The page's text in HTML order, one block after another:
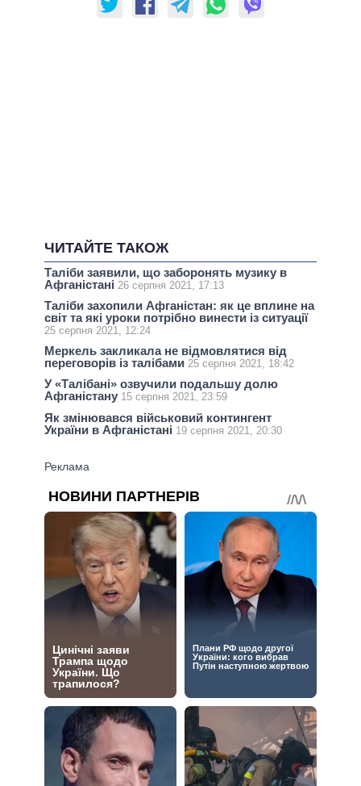
ЧИТАЙТЕ ТАКОЖ
Таліби заявили, що заборонять музику в
Афганістані 26 серпня 2021, 17:13
Таліби захопили Афганістан: як це вплине на
світ та які уроки потрібно винести із ситуації
25 серпня 2021, 12:24
Меркель закликала не відмовлятися від
переговорів із талібами 25 серпня 2021, 18:42
У «Талібані» озвучили подальшу долю
Афганістану 15 серпня 2021, 23:59
Як змінювався військовий контингент
України в Афганістані 19 серпня 2021, 20:30